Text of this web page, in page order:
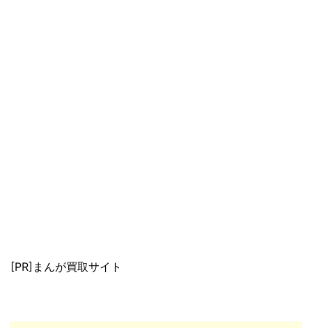
[PR]まんが買取サイト